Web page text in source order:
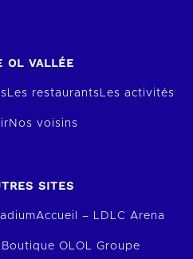
OL VALLÉE
Les restaurants Les activités
Nos voisins
SITES
Accueil – LDLC Arena
Boutique OL OL Groupe